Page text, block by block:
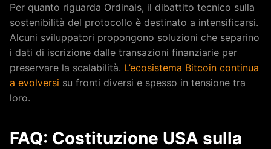
Per quanto riguarda Ordinals, il dibattito tecnico sulla
sostenibilità del protocollo è destinato a intensificarsi.
Alcuni sviluppatori propongono soluzioni che separino
i dati di iscrizione dalle transazioni finanziarie per
preservare la scalabilità. L’ecosistema Bitcoin continua
a evolversi su fronti diversi e spesso in tensione tra
loro.
FAQ: Costituzione USA sulla